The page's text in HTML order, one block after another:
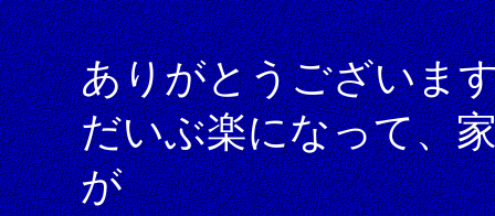
ありがとうございま
だいぶ楽になって、
が